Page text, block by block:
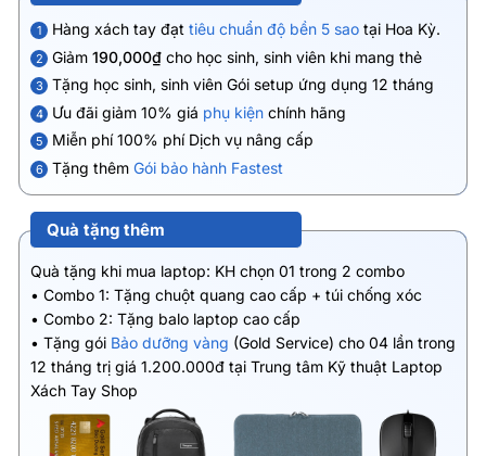
1 Hàng xách tay đạt tiêu chuẩn độ bền 5 sao tại Hoa Kỳ.
2 Giảm 190,000₫ cho học sinh, sinh viên khi mang thẻ
3 Tặng học sinh, sinh viên Gói setup ứng dụng 12 tháng
4 Ưu đãi giảm 10% giá phụ kiện chính hãng
5 Miễn phí 100% phí Dịch vụ nâng cấp
6 Tặng thêm Gói bảo hành Fastest
Quà tặng thêm
Quà tặng khi mua laptop: KH chọn 01 trong 2 combo
• Combo 1: Tặng chuột quang cao cấp + túi chống xóc
• Combo 2: Tặng balo laptop cao cấp
• Tặng gói Bảo dưỡng vàng (Gold Service) cho 04 lần trong
12 tháng trị giá 1.200.000đ tại Trung tâm Kỹ thuật Laptop
Xách Tay Shop